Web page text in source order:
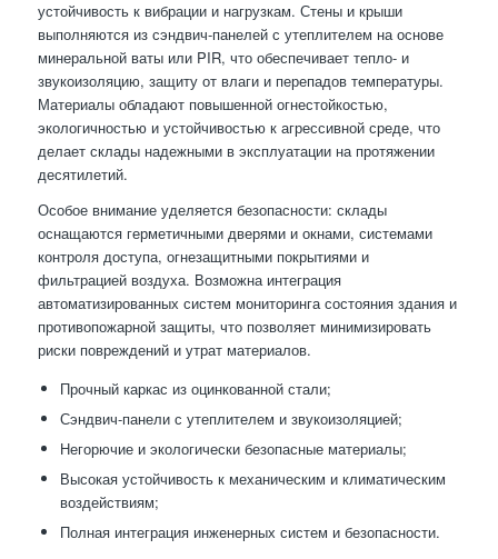
устойчивость к вибрации и нагрузкам. Стены и крыши
выполняются из сэндвич-панелей с утеплителем на основе
минеральной ваты или PIR, что обеспечивает тепло- и
звукоизоляцию, защиту от влаги и перепадов температуры.
Материалы обладают повышенной огнестойкостью,
экологичностью и устойчивостью к агрессивной среде, что
делает склады надежными в эксплуатации на протяжении
десятилетий.
Особое внимание уделяется безопасности: склады
оснащаются герметичными дверями и окнами, системами
контроля доступа, огнезащитными покрытиями и
фильтрацией воздуха. Возможна интеграция
автоматизированных систем мониторинга состояния здания и
противопожарной защиты, что позволяет минимизировать
риски повреждений и утрат материалов.
Прочный каркас из оцинкованной стали;
Сэндвич-панели с утеплителем и звукоизоляцией;
Негорючие и экологически безопасные материалы;
Высокая устойчивость к механическим и климатическим
воздействиям;
Полная интеграция инженерных систем и безопасности.